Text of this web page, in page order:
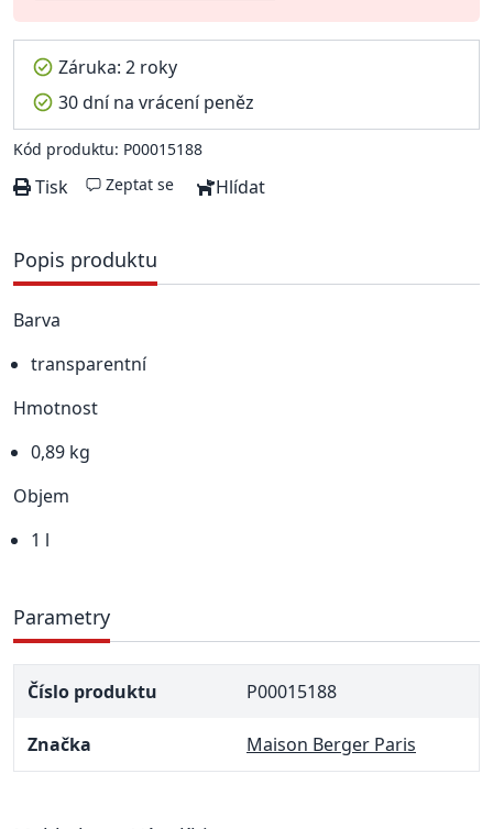
Záruka: 2 roky
30 dní na vrácení peněz
Kód produktu: P00015188
Tisk Zeptat se Hlídat
Popis produktu
Barva
transparentní
Hmotnost
0,89 kg
Objem
1 l
Parametry
Číslo produktu P00015188
Značka Maison Berger Paris